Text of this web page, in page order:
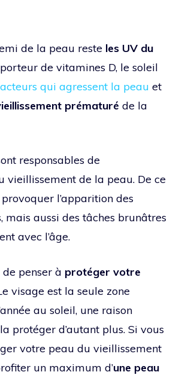
de la peau reste les UV du
de vitamines D, le soleil
qui agressent la peau et
prématuré de la
responsables de
vieillissement de la peau. De ce
l’apparition des
mais aussi des tâches brunâtres
avec l’âge.
penser à protéger votre
visage est la seule zone
au soleil, une raison
protéger d’autant plus. Si vous
votre peau du vieillissement
un maximum d’une peau